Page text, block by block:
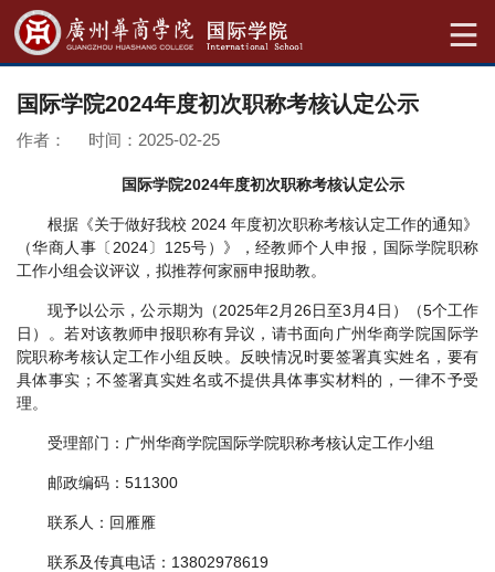
国际学院2024年度初次职称考核认定公示
作者： 时间：2025-02-25
国际学院2024年度初次职称考核认定公示
根据《关于做好我校 2024 年度初次职称考核认定工作的通知》
（华商人事〔2024〕125号）》，经教师个人申报，国际学院职称
工作小组会议评议，拟推荐何家丽申报助教。
现予以公示，公示期为（2025年2月26日至3月4日）（5个工作
日）。若对该教师申报职称有异议，请书面向广州华商学院国际学
院职称考核认定工作小组反映。反映情况时要签署真实姓名，要有
具体事实；不签署真实姓名或不提供具体事实材料的，一律不予受
理。
受理部门：广州华商学院国际学院职称考核认定工作小组
邮政编码：511300
联系人：回雁雁
联系及传真电话：13802978619